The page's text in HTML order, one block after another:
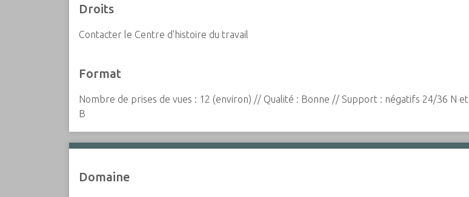
Droits
Contacter le Centre d'histoire du travail
Format
Nombre de prises de vues : 12 (environ) // Qualité : Bonne // Support : négatifs 24/36 N et
B
Domaine